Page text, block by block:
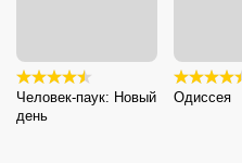
Человек-паук: Новый
день
Одиссея